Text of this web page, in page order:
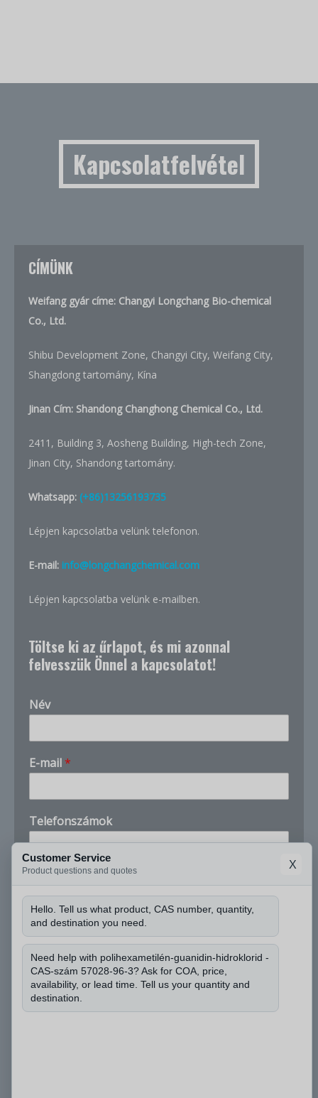
Kapcsolatfelvétel
CÍMÜNK
Weifang gyár címe: Changyi Longchang Bio-chemical
Co., Ltd.
Shibu Development Zone, Changyi City, Weifang City,
Shangdong tartomány, Kína
Jinan Cím: Shandong Changhong Chemical Co., Ltd.
2411, Building 3, Aosheng Building, High-tech Zone,
Jinan City, Shandong tartomány.
Whatsapp: (+86)13256193735
Lépjen kapcsolatba velünk telefonon.
E-mail: info@longchangchemical.com
Lépjen kapcsolatba velünk e-mailben.
Töltse ki az űrlapot, és mi azonnal
felvesszük Önnel a kapcsolatot!
Név
E-mail *
Telefonszámok
n
u
m
b
e
r
N
Tudhatnám a CAS-számot, és mekkora
mennyiségre van szüksége?
Customer Service
Product questions and quotes
X
Hello. Tell us what product, CAS number, quantity,
and destination you need.
Need help with polihexametilén-guanidin-hidroklorid -
CAS-szám 57028-96-3? Ask for COA, price,
availability, or lead time. Tell us your quantity and
destination.